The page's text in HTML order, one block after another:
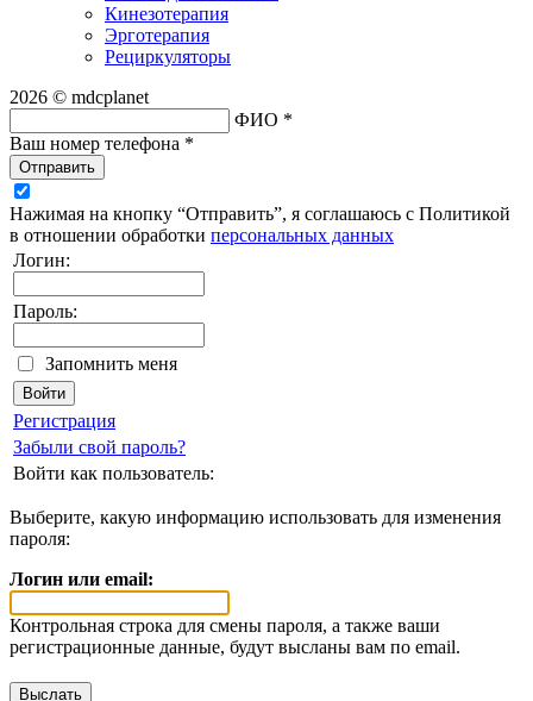
Кинезотерапия
Эрготерапия
Рециркуляторы
2026 © mdcplanet
ФИО *
Ваш номер телефона *
Отправить
Нажимая на кнопку “Отправить”, я соглашаюсь с Политикой
в отношении обработки персональных данных
Логин:
Пароль:
Запомнить меня
Регистрация
Забыли свой пароль?
Войти как пользователь:
Выберите, какую информацию использовать для изменения
пароля:
Логин или email:
Контрольная строка для смены пароля, а также ваши
регистрационные данные, будут высланы вам по email.